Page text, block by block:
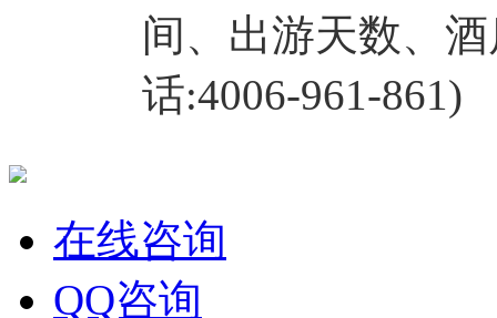
间、出游天数、
话:4006-961-861)
在线咨询
QQ咨询